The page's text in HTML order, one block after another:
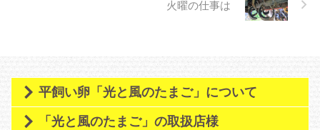
火曜の仕事は
平飼い卵「光と風のたまご」について
「光と風のたまご」の取扱店様